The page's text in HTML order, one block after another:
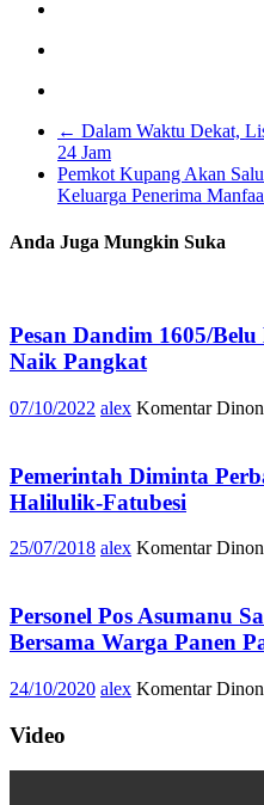
← Dalam Waktu Dekat,
24 Jam
Pemkot Kupang Akan
Keluarga Penerima
Anda Juga Mungkin Suka
Pesan Dandim 1605/
Naik Pangkat
07/10/2022 alex Komentar
Pemerintah Diminta
Halilulik-Fatubesi
25/07/2018 alex Komentar
Personel Pos Asumanu
Bersama Warga Panen
24/10/2020 alex Komentar
Video